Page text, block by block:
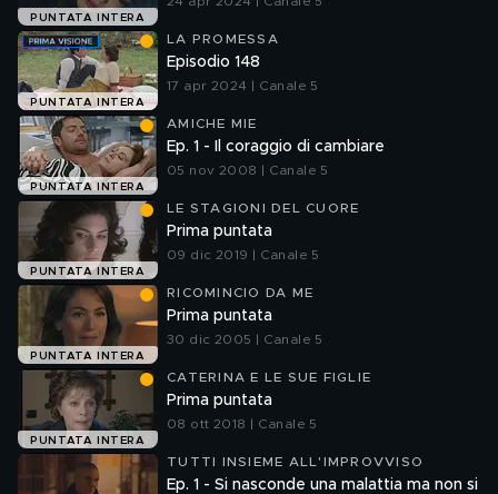
PUNTATA INTERA
PUNTATA INTERA
LA PROMESSA
Episodio 148
17 apr 2024 | Canale 5
PUNTATA INTERA
AMICHE MIE
Ep. 1 - Il coraggio di cambiare
05 nov 2008 | Canale 5
PUNTATA INTERA
LE STAGIONI DEL CUORE
Prima puntata
09 dic 2019 | Canale 5
PUNTATA INTERA
RICOMINCIO DA ME
Prima puntata
30 dic 2005 | Canale 5
PUNTATA INTERA
CATERINA E LE SUE FIGLIE
Prima puntata
08 ott 2018 | Canale 5
TUTTI INSIEME ALL'IMPROVVISO
Ep. 1 - Si nasconde una malattia ma non si